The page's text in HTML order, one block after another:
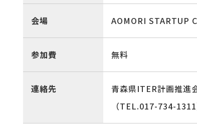
会場 AOMORI STARTUP
参加費 無料
連絡先
青森県ITER計画推
（TEL.017-734-1311